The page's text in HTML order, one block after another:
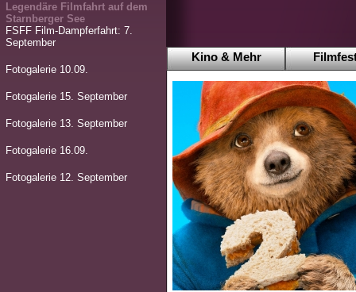
Legendäre Filmfahrt auf dem
Starnberger See
FSFF Film-Dampferfahrt: 7.
September
Fotogalerie 10.09.
Fotogalerie 15. September
Fotogalerie 13. September
Fotogalerie 16.09.
Fotogalerie 12. September
Kino & Mehr